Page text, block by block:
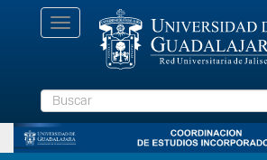
Toggle
navigation
Buscar